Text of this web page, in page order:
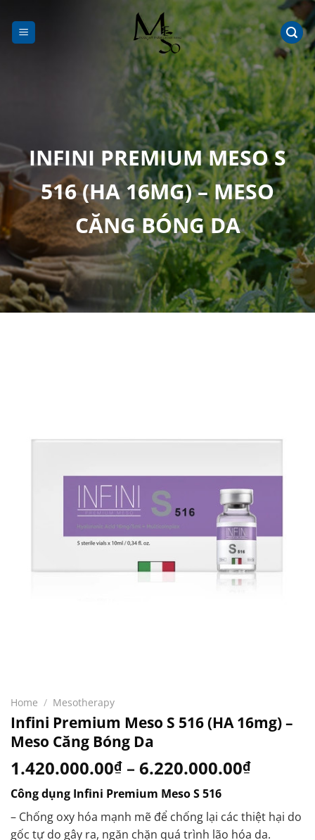
đến
nội
INFINI PREMIUM MESO S
516 (HA 16MG) – MESO
CĂNG BÓNG DA
Home / Mesotherapy
Infini Premium Meso S 516 (HA 16mg) –
Meso Căng Bóng Da
1.420.000.00₫ – 6.220.000.00₫
Công dụng Infini Premium Meso S 516
– Chống oxy hóa mạnh mẽ để chống lại các thiệt hại do
gốc tự do gây ra, ngăn chặn quá trình lão hóa da.